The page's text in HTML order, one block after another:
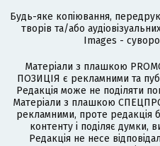
Будь-яке копіювання,
творів та/або
Images -
Матеріали з плашкою
ПОЗИЦІЯ є рекламними та
Редакція може не поділяти
Матеріали з плашкою
рекламними, проте редакція
контенту і поділяє думки,
Редакція не несе